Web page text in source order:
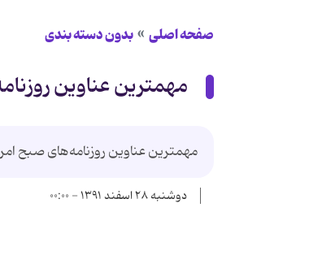
صفحه اصلی بدون دسته بندی
مهمترین عناوین روزنامه
مهمترین عناوین روزنامه‌‌های صبح
دوشنبه ۲۸ اسفند ۱۳۹۱ - ۰۰:۰۰